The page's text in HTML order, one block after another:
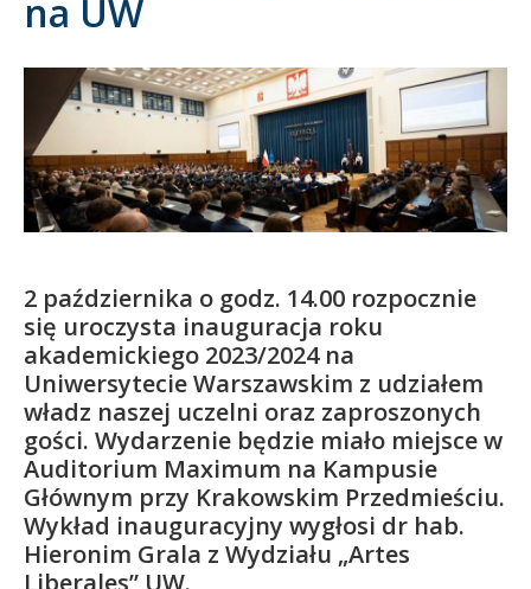
Absolwent
na UW
2 października o godz. 14.00 rozpocznie
się uroczysta inauguracja roku
akademickiego 2023/2024 na
Uniwersytecie Warszawskim z udziałem
władz naszej uczelni oraz zaproszonych
gości. Wydarzenie będzie miało miejsce w
Auditorium Maximum na Kampusie
Głównym przy Krakowskim Przedmieściu.
Wykład inauguracyjny wygłosi dr hab.
Hieronim Grala z Wydziału „Artes
Liberales” UW.